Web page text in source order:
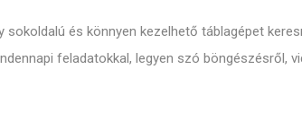
sokoldalú és könnyen kezelhető táblagépet
feladatokkal, legyen szó böngészésről,